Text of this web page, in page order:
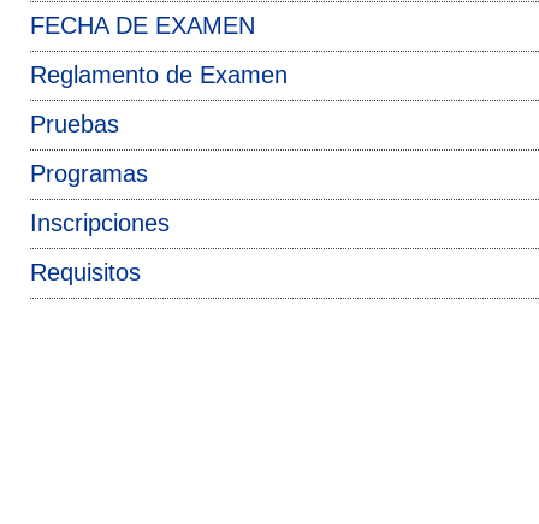
FECHA DE EXAMEN
Reglamento de Examen
Pruebas
Programas
Inscripciones
Requisitos